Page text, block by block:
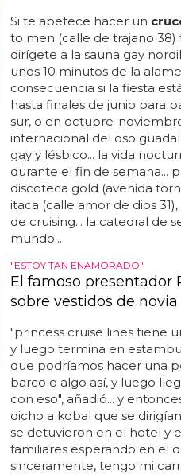
Si te apetece hacer un
to men (calle de trajano 38)
dirígete a la sauna gay
unos 10 minutos de la
consecuencia si la fiesta
hasta finales de junio para
sur, o en octubre-
internacional del oso
gay y lésbico... la vida
durante el fin de semana...
discoteca gold (avenida
itaca (calle amor de dios
de cruising... la catedral de
mundo...
"ESTOY TAN ENAMORADO"
El famoso presentador
sobre vestidos de
"princess cruise lines tiene
y luego termina en
que podríamos hacer una
barco o algo así, y luego
con eso", añadió... y
dicho a kobal que se
se detuvieron en el hotel y
familiares esperando en el
sinceramente, tengo mi